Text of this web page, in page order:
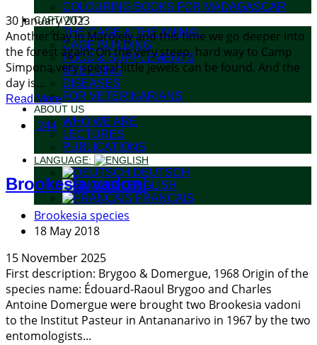
COLOURING BOOKS FOR MADAGASCAR
CAPTIVITY
THE CAGE & THE ANIMAL
CAGE BUILDING
FOOD & SUPPLEMENTS
BREEDING
DISEASES
FOR VETERINARIANS
ABOUT US
WHO WE ARE
LECTURES
PUBLICATIONS
LANGUAGE:
DEUTSCH
ENGLISH
FRANÇAIS
30 January 2023
Another day in Marojejy and this time we go deeper into
the forest again: On the very steep, hard way to Camp
Simpona very special little jewels can be found. And the
day is...
Read More
244
Brookesia vadoni
Brookesia species
18 May 2018
15 November 2025
First description: Brygoo & Domergue, 1968 Origin of the
species name: Édouard-Raoul Brygoo and Charles
Antoine Domergue were brought two Brookesia vadoni
to the Institut Pasteur in Antananarivo in 1967 by the two
entomologists...